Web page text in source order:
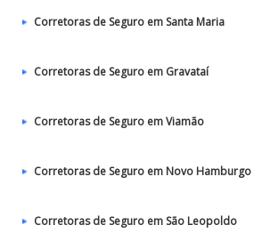
Corretoras de Seguro em Santa Maria
Corretoras de Seguro em Gravataí
Corretoras de Seguro em Viamão
Corretoras de Seguro em Novo Hamburgo
Corretoras de Seguro em São Leopoldo